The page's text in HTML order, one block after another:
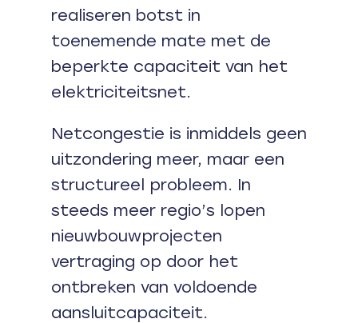
realiseren botst in
toenemende mate met de
beperkte capaciteit van het
elektriciteitsnet.
Netcongestie is inmiddels geen
uitzondering meer, maar een
structureel probleem. In
steeds meer regio’s lopen
nieuwbouwprojecten
vertraging op door het
ontbreken van voldoende
aansluitcapaciteit.